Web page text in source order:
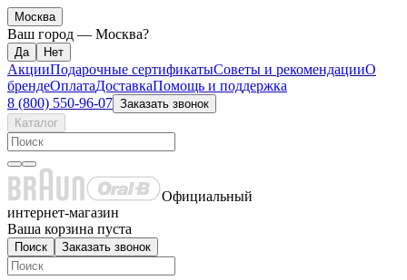
Москва
Ваш город — Москва?
АкцииПодарочные сертификатыСоветы и рекомендацииО
брендеОплатаДоставкаПомощь и поддержка
8 (800) 550-96-07 Заказать звонок
Каталог
Официальный
интернет-магазин
Ваша корзина пуста
Поиск Заказать звонок